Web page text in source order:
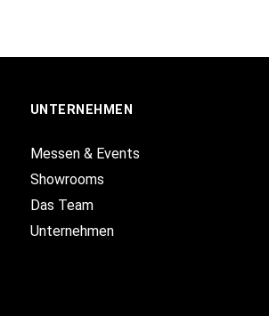
UNTERNEHMEN
Messen & Events
Showrooms
Das Team
Unternehmen